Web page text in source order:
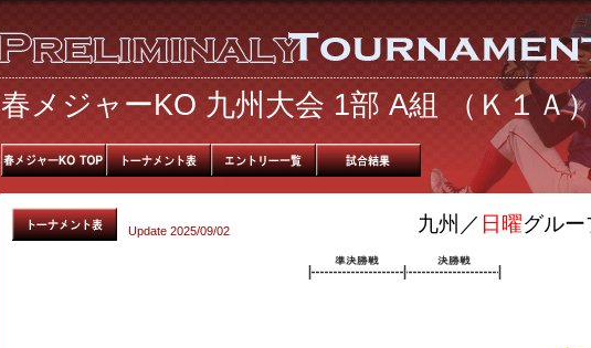
春メジャーKO 九州大会 1部 A組 （Ｋ１Ａ
Update 2025/09/02 九州／ 日曜グル